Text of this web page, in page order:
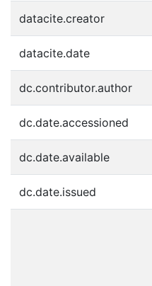
datacite.creator
datacite.date
dc.contributor.author
dc.date.accessioned
dc.date.available
dc.date.issued